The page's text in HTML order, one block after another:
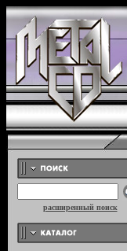
расширенный поиск